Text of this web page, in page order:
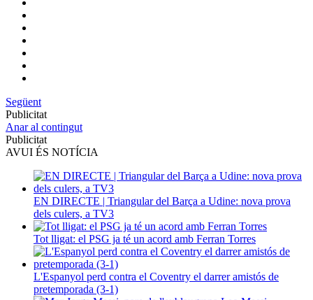
Següent
Publicitat
Anar al contingut
Publicitat
AVUI ÉS NOTÍCIA
EN DIRECTE | Triangular del Barça a Udine: nova prova
dels culers, a TV3
Tot lligat: el PSG ja té un acord amb Ferran Torres
L'Espanyol perd contra el Coventry el darrer amistós de
pretemporada (3-1)